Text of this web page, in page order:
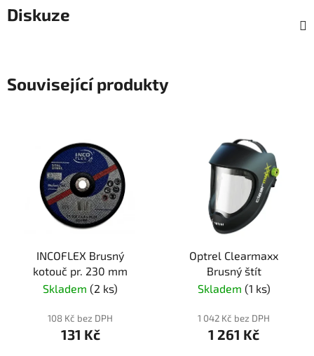
Diskuze
Související produkty
INCOFLEX Brusný
kotouč pr. 230 mm
Skladem (2 ks)
108 Kč bez DPH
131 Kč
Optrel Clearmaxx
Brusný štít
Skladem (1 ks)
1 042 Kč bez DPH
1 261 Kč